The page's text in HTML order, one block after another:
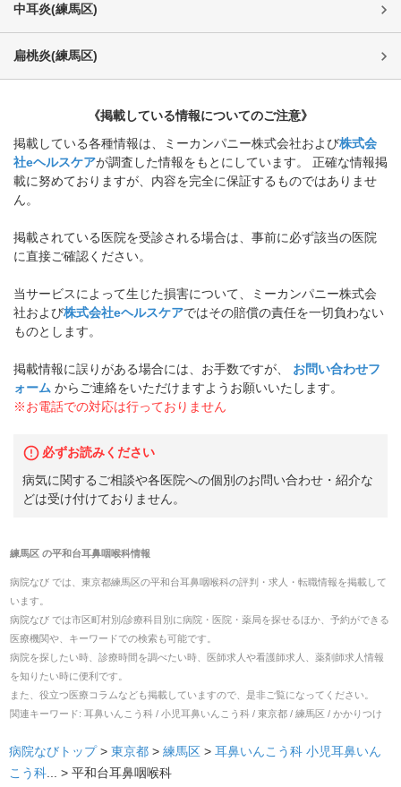
中耳炎(練馬区)
扁桃炎(練馬区)
《掲載している情報についてのご注意》
掲載している各種情報は、ミーカンパニー株式会社および株式会
社eヘルスケアが調査した情報をもとにしています。 正確な情報掲
載に努めておりますが、内容を完全に保証するものではありませ
ん。
掲載されている医院を受診される場合は、事前に必ず該当の医院
に直接ご確認ください。
当サービスによって生じた損害について、ミーカンパニー株式会
社および株式会社eヘルスケアではその賠償の責任を一切負わない
ものとします。
掲載情報に誤りがある場合には、お手数ですが、
お問い合わせフ
ォーム からご連絡をいただけますようお願いいたします。
※お電話での対応は行っておりません
必ずお読みください
病気に関するご相談や各医院への個別のお問い合わせ・紹介な
どは受け付けておりません。
練馬区の平和台耳鼻咽喉科情報
病院なび では、 東京都練馬区の平和台耳鼻咽喉科の評判・求人・転職情報を掲載して
います。
病院なび では市区町村別/診療科目別に病院・医院・薬局を探せるほか、予約ができる
医療機関や、キーワードでの検索も可能です。
病院を探したい時、診療時間を調べたい時、医師求人や看護師求人、薬剤師求人情報
を知りたい時に便利です。
また、役立つ医療コラムなども掲載していますので、是非ご覧になってください。
関連キーワード: 耳鼻いんこう科 / 小児耳鼻いんこう科 / 東京都 / 練馬区 / かかりつけ
病院なびトップ > 東京都 > 練馬区 > 耳鼻いんこう科 小児耳鼻いん
こう科... > 平和台耳鼻咽喉科